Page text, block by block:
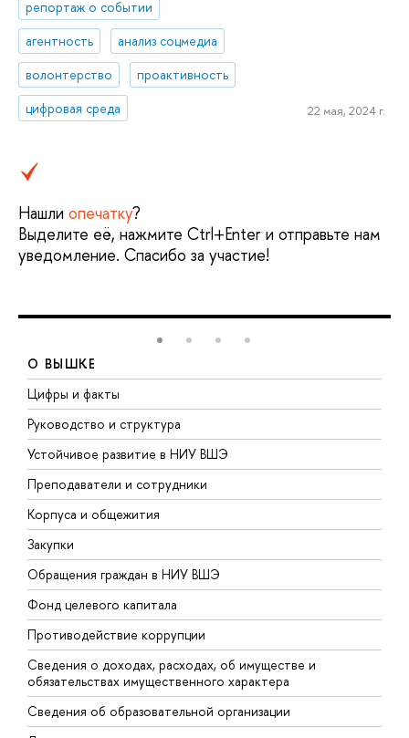
репортаж о событии
агентность
анализ соцмедиа
волонтерство
проактивность
цифровая среда
22 мая, 2024 г.
Нашли опечатку?
Выделите её, нажмите Ctrl+Enter и отправьте нам
уведомление. Спасибо за участие!
О ВЫШКЕ
Цифры и факты
Руководство и структура
Устойчивое развитие в НИУ ВШЭ
Преподаватели и сотрудники
Корпуса и общежития
Закупки
Обращения граждан в НИУ ВШЭ
Фонд целевого капитала
Противодействие коррупции
Сведения о доходах, расходах, об имуществе и
обязательствах имущественного характера
Сведения об образовательной организации